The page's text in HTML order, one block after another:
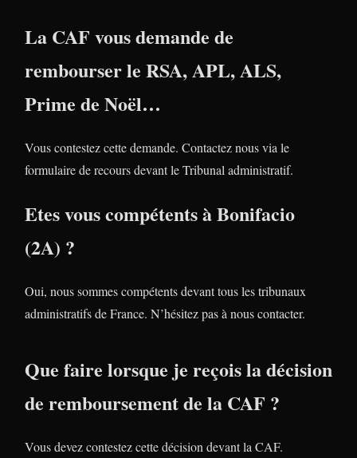
La CAF vous demande de
rembourser le RSA, APL, ALS,
Prime de Noël…
Vous contestez cette demande. Contactez nous via le
formulaire de recours devant le Tribunal administratif.
Etes vous compétents à Bonifacio
(2A) ?
Oui, nous sommes compétents devant tous les tribunaux
administratifs de France. N’hésitez pas à nous contacter.
Que faire lorsque je reçois la décision
de remboursement de la CAF ?
Vous devez contestez cette décision devant la CAF.